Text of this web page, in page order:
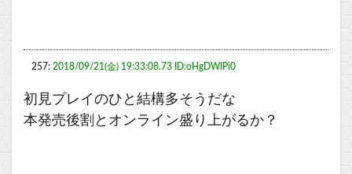
257: 2018/09/21(金) 19:33:08.73 ID:oHgDWIPi0
初見プレイのひと結構多そうだな
本発売後割とオンライン盛り上がるか？